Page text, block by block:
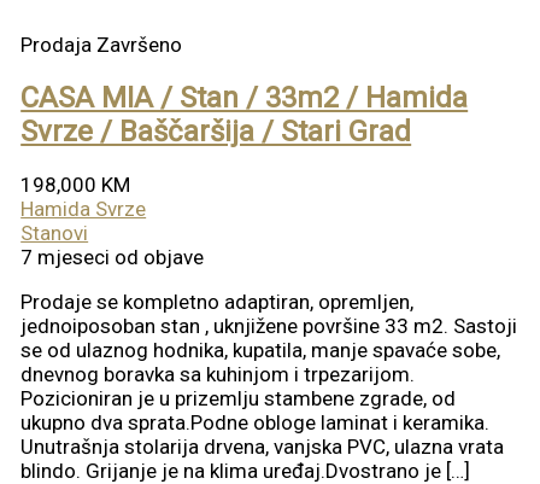
Prodaja Završeno
CASA MIA / Stan / 33m2 / Hamida
Svrze / Baščaršija / Stari Grad
198,000 KM
Hamida Svrze
Stanovi
7 mjeseci od objave
Prodaje se kompletno adaptiran, opremljen,
jednoiposoban stan , uknjižene površine 33 m2. Sastoji
se od ulaznog hodnika, kupatila, manje spavaće sobe,
dnevnog boravka sa kuhinjom i trpezarijom.
Pozicioniran je u prizemlju stambene zgrade, od
ukupno dva sprata.Podne obloge laminat i keramika.
Unutrašnja stolarija drvena, vanjska PVC, ulazna vrata
blindo. Grijanje je na klima uređaj.Dvostrano je […]